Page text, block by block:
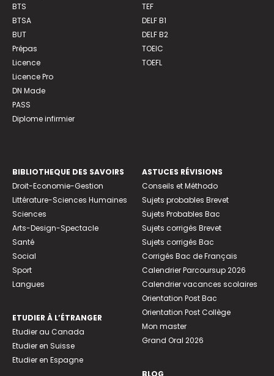
BTS
BTSA
BUT
Prépas
Licence
Licence Pro
DN Made
PASS
Diplome infirmier
TEF
DELF B1
DELF B2
TOEIC
TOEFL
BIBLIOTHEQUE DES SAVOIRS
Droit-Economie-Gestion
Littérature-Sciences Humaines
Sciences
Arts-Design-Spectacle
Santé
Social
Sport
Langues
ETUDIER À L’ÉTRANGER
Etudier au Canada
Etudier en Suisse
Etudier en Espagne
ASTUCES RÉVISIONS
Conseils et Méthodo
Sujets probables Brevet
Sujets Probables Bac
Sujets corrigés Brevet
Sujets corrigés Bac
Corrigés Bac de Français
Calendrier Parcoursup 2026
Calendrier vacances scolaires
Orientation Post Bac
Orientation Post Collège
Mon master
Grand Oral 2026
BLOG